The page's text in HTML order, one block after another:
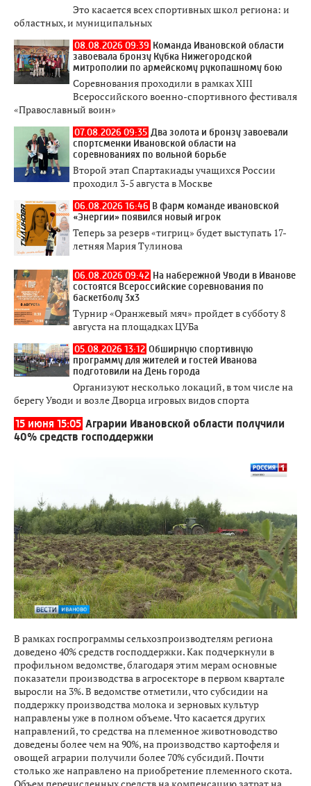
Это касается всех спортивных школ региона: и
областных, и муниципальных
08.08.2026 09:39 Команда Ивановской области
завоевала бронзу Кубка Нижегородской
митрополии по армейскому рукопашному бою
Соревнования проходили в рамках XIII
Всероссийского военно-спортивного фестиваля
«Православный воин»
07.08.2026 09:35 Два золота и бронзу завоевали
спортсменки Ивановской области на
соревнованиях по вольной борьбе
Второй этап Спартакиады учащихся России
проходил 3-5 августа в Москве
06.08.2026 16:46 В фарм команде ивановской
«Энергии» появился новый игрок
Теперь за резерв «тигриц» будет выступать 17-
летняя Мария Тулинова
06.08.2026 09:42 На набережной Уводи в Иванове
состоятся Всероссийские соревнования по
баскетболу 3x3
Турнир «Оранжевый мяч» пройдет в субботу 8
августа на площадках ЦУБа
05.08.2026 13:12 Обширную спортивную
программу для жителей и гостей Иванова
подготовили на День города
Организуют несколько локаций, в том числе на
берегу Уводи и возле Дворца игровых видов спорта
15 июня 15:05 Аграрии Ивановской области получили
40% средств господдержки
В рамках госпрограммы сельхозпроизводтелям региона
доведено 40% средств господдержки. Как подчеркнули в
профильном ведомстве, благодаря этим мерам основные
показатели производства в агросекторе в первом квартале
выросли на 3%. В ведомстве отметили, что субсидии на
поддержку производства молока и зерновых культур
направлены уже в полном объеме. Что касается других
направлений, то средства на племенное животноводство
доведены более чем на 90%, на производство картофеля и
овощей аграрии получили более 70% субсидий. Почти
столько же направлено на приобретение племенного скота.